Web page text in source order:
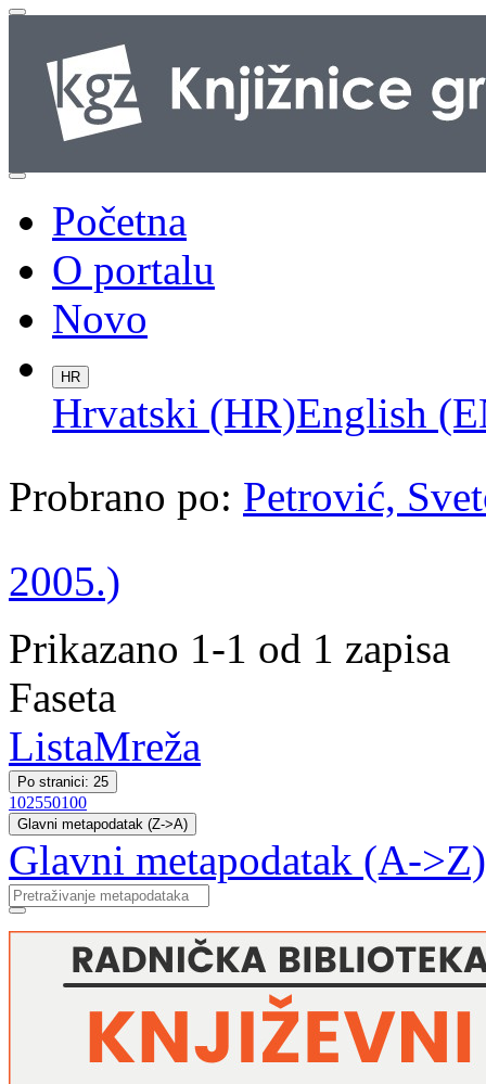
Početna
O portalu
Novo
HR
Hrvatski (HR)English
Probrano po: Petrović,
2005.)
Prikazano 1-1 od 1 zapisa
Faseta
ListaMreža
Po stranici: 25
102550100
Glavni metapodatak (Z->A)
Glavni metapodatak (A->Z)